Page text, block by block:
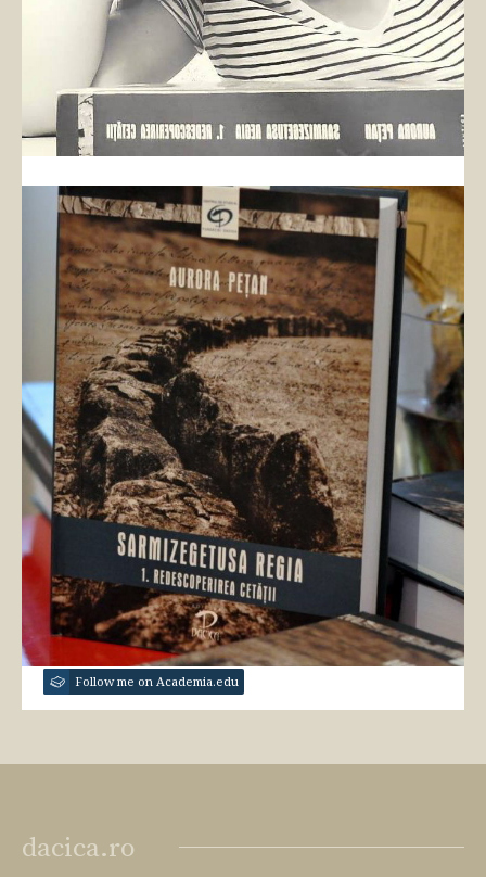
Follow me on Academia.edu
dacica.ro